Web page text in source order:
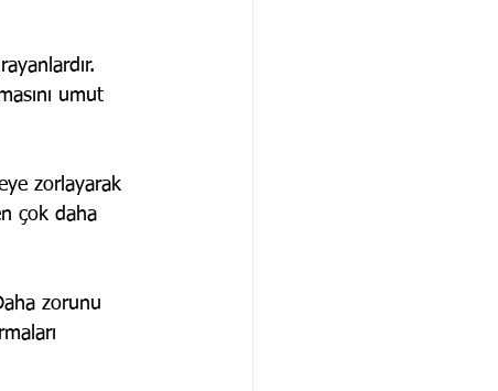
umut
zorlayarak
çok daha
zorunu